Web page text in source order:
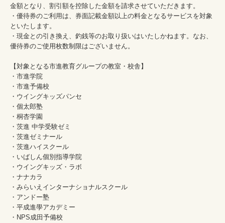
金額となり、割引額を控除した金額を請求させていただきます。
・優待券のご利用は、券面記載金額以上の料金となるサービスを対象
といたします。
・現金との引き換え、釣銭等のお取り扱いはいたしかねます。なお、
優待券のご使用枚数制限はございません。
【対象となる市進教育グループの教室・校舎】
・市進学院
・市進予備校
・ウイングキッズパンセ
・個太郎塾
・桐杏学園
・茨進 中学受験ゼミ
・茨進ゼミナール
・茨進ハイスクール
・いばしん個別指導学院
・ウイングキッズ・ラボ
・ナナカラ
・みらいえインターナショナルスクール
・アンドー塾
・平成進學アカデミー
・NPS成田予備校